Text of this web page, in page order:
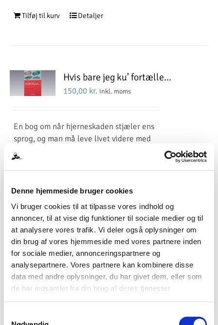
Denne hjemmeside bruger cookies
Vi bruger cookies til at tilpasse vores indhold og
annoncer, til at vise dig funktioner til sociale medier og til
at analysere vores trafik. Vi deler også oplysninger om
din brug af vores hjemmeside med vores partnere inden
for sociale medier, annonceringspartnere og
analysepartnere. Vores partnere kan kombinere disse
data med andre oplysninger, du har givet dem, eller som
de har indsamlet fra din brug af deres tjenester.
Tilføj til kurv Detaljer
Hvis bare jeg ku’ fortælle…
150,00 kr. inkl. moms
En bog om når hjerneskaden stjæler ens
sprog, og man må leve livet videre med
afasi. af Vibeke Sporon-Fiedler Turbine,
2007 157 sider
Sale!
Forfra – Ti år på tv, to blodpropper
og et nyt liv
300,00kr. Den
oprindelige
200,00 kr.Den
aktuelle
inkl. moms
nyt liv af Anders Langballe i samarbejde